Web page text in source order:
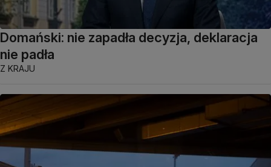
Domański: nie zapadła decyzja, deklaracja
nie padła
Z KRAJU